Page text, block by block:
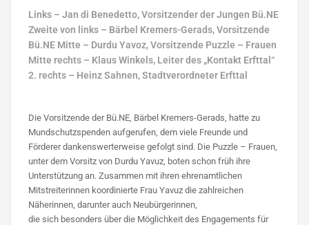
Links – Jan di Benedetto, Vorsitzender der Jungen Bü.NE
Zweite von links – Bärbel Kremers-Gerads, Vorsitzende
Bü.NE Mitte – Durdu Yavoz, Vorsitzende Puzzle – Frauen
Mitte rechts – Klaus Winkels, Leiter des „Kontakt Erfttal“
2. rechts – Heinz Sahnen, Stadtverordneter Erfttal
Die Vorsitzende der Bü.NE, Bärbel Kremers-Gerads, hatte zu
Mundschutzspenden aufgerufen, dem viele Freunde und
Förderer dankenswerterweise gefolgt sind. Die Puzzle – Frauen,
unter dem Vorsitz von Durdu Yavuz, boten schon früh ihre
Unterstützung an. Zusammen mit ihren ehrenamtlichen
Mitstreiterinnen koordinierte Frau Yavuz die zahlreichen
Näherinnen, darunter auch Neubürgerinnen,
die sich besonders über die Möglichkeit des Engagements für